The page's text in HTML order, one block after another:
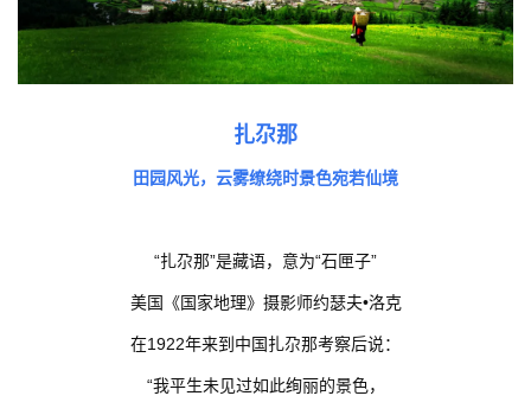
扎尕那
田园风光，云雾缭绕时景色宛若仙境
“扎尕那”是藏语，意为“石匣子”
美国《国家地理》摄影师约瑟夫•洛克
在1922年来到中国扎尕那考察后说：
“我平生未见过如此绚丽的景色，